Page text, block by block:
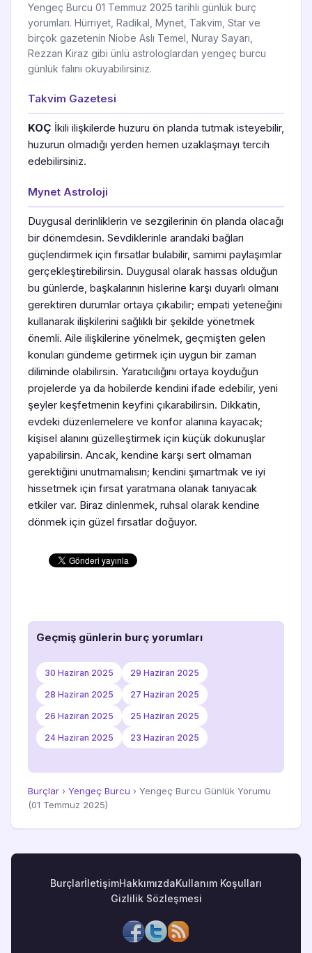
Yengeç Burcu 01 Temmuz 2025 tarihli günlük burç
yorumları. Hürriyet, Radikal, Mynet, Takvim, Star ve
birçok gazetenin Niobe Aslı Temel, Nuray Sayarı,
Rezzan Kiraz gibi ünlü astrologlardan yengeç burcu
günlük falını okuyabilirsiniz.
Takvim Gazetesi
KOÇ İkili ilişkilerde huzuru ön planda tutmak isteyebilir,
huzurun olmadığı yerden hemen uzaklaşmayı tercih
edebilirsiniz.
Mynet Astroloji
Duygusal derinliklerin ve sezgilerinin ön planda olacağı
bir dönemdesin. Sevdiklerinle arandaki bağları
güçlendirmek için fırsatlar bulabilir, samimi paylaşımlar
gerçekleştirebilirsin. Duygusal olarak hassas olduğun
bu günlerde, başkalarının hislerine karşı duyarlı olmanı
gerektiren durumlar ortaya çıkabilir; empati yeteneğini
kullanarak ilişkilerini sağlıklı bir şekilde yönetmek
önemli. Aile ilişkilerine yönelmek, geçmişten gelen
konuları gündeme getirmek için uygun bir zaman
diliminde olabilirsin. Yaratıcılığını ortaya koyduğun
projelerde ya da hobilerde kendini ifade edebilir, yeni
şeyler keşfetmenin keyfini çıkarabilirsin. Dikkatin,
evdeki düzenlemelere ve konfor alanına kayacak;
kişisel alanını güzelleştirmek için küçük dokunuşlar
yapabilirsin. Ancak, kendine karşı sert olmaman
gerektiğini unutmamalısın; kendini şımartmak ve iyi
hissetmek için fırsat yaratmana olanak tanıyacak
etkiler var. Biraz dinlenmek, ruhsal olarak kendine
dönmek için güzel fırsatlar doğuyor.
Geçmiş günlerin burç yorumları
30 Haziran 2025 29 Haziran 2025
28 Haziran 2025 27 Haziran 2025
26 Haziran 2025 25 Haziran 2025
24 Haziran 2025 23 Haziran 2025
Burçlar › Yengeç Burcu › Yengeç Burcu Günlük Yorumu
(01 Temmuz 2025)
BurçlarİletişimHakkımızdaKullanım Koşulları
Gizlilik Sözleşmesi